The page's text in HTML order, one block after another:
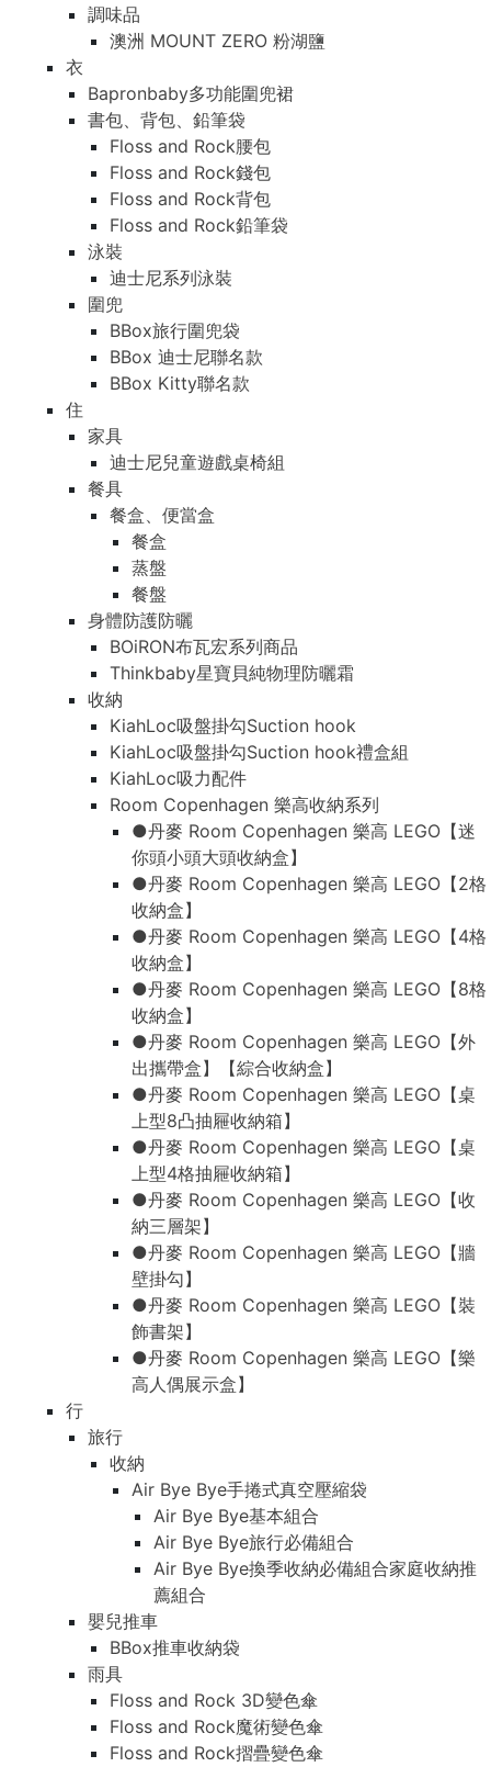
調味品
澳洲 MOUNT ZERO 粉湖鹽
衣
Bapronbaby多功能圍兜裙
書包、背包、鉛筆袋
Floss and Rock腰包
Floss and Rock錢包
Floss and Rock背包
Floss and Rock鉛筆袋
泳裝
迪士尼系列泳裝
圍兜
BBox旅行圍兜袋
BBox 迪士尼聯名款
BBox Kitty聯名款
住
家具
迪士尼兒童遊戲桌椅組
餐具
餐盒、便當盒
餐盒
蒸盤
餐盤
身體防護防曬
BOiRON布瓦宏系列商品
Thinkbaby星寶貝純物理防曬霜
收納
KiahLoc吸盤掛勾Suction hook
KiahLoc吸盤掛勾Suction hook禮盒組
KiahLoc吸力配件
Room Copenhagen 樂高收納系列
●丹麥 Room Copenhagen 樂高 LEGO【迷
你頭小頭大頭收納盒】
●丹麥 Room Copenhagen 樂高 LEGO【2格
收納盒】
●丹麥 Room Copenhagen 樂高 LEGO【4格
收納盒】
●丹麥 Room Copenhagen 樂高 LEGO【8格
收納盒】
●丹麥 Room Copenhagen 樂高 LEGO【外
出攜帶盒】【綜合收納盒】
●丹麥 Room Copenhagen 樂高 LEGO【桌
上型8凸抽屜收納箱】
●丹麥 Room Copenhagen 樂高 LEGO【桌
上型4格抽屜收納箱】
●丹麥 Room Copenhagen 樂高 LEGO【收
納三層架】
●丹麥 Room Copenhagen 樂高 LEGO【牆
壁掛勾】
●丹麥 Room Copenhagen 樂高 LEGO【裝
飾書架】
●丹麥 Room Copenhagen 樂高 LEGO【樂
高人偶展示盒】
行
旅行
收納
Air Bye Bye手捲式真空壓縮袋
Air Bye Bye基本組合
Air Bye Bye旅行必備組合
Air Bye Bye換季收納必備組合家庭收納推
薦組合
嬰兒推車
BBox推車收納袋
雨具
Floss and Rock 3D變色傘
Floss and Rock魔術變色傘
Floss and Rock摺疊變色傘